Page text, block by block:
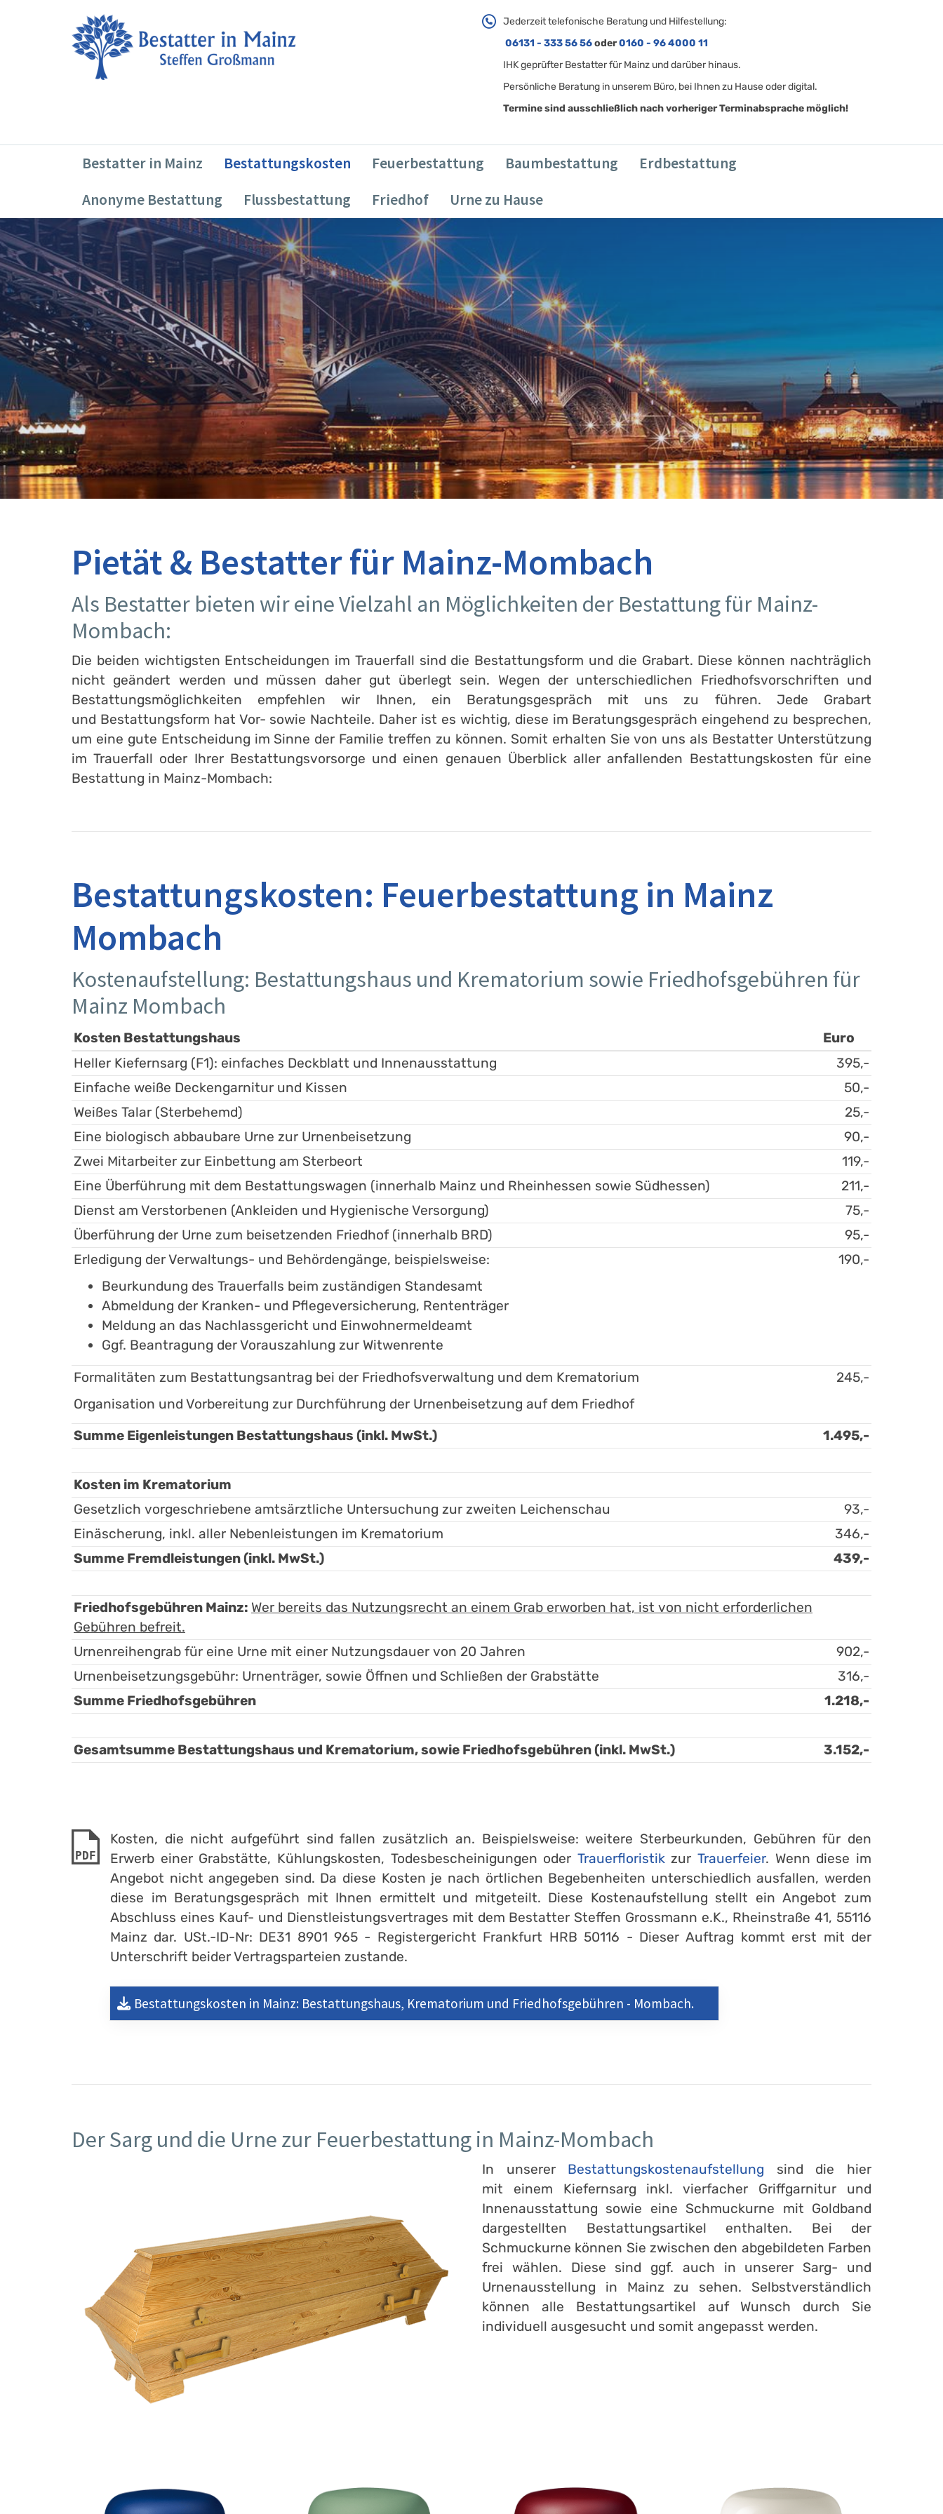
Jederzeit telefonische Beratung und Hilfestellung:
06131 - 333 56 56oder0160 - 96 4000 11
IHK geprüfter Bestatter für Mainz und darüber hinaus.
Persönliche Beratung in unserem Büro, bei Ihnen zu Hause oder digital.
Termine sind ausschließlich nach vorheriger Terminabsprache möglich!
Bestatter in Mainz Bestattungskosten Feuerbestattung Baumbestattung
Erdbestattung
Anonyme Bestattung
Flussbestattung Friedhof Urne zu Hause
Pietät & Bestatter für Mainz-Mombach
Als Bestatter bieten wir eine Vielzahl an Möglichkeiten der Bestattung für Mainz-
Mombach:
Die beiden wichtigsten Entscheidungen im Trauerfall sind die Bestattungsform und die Grabart. Diese können nachträglich
nicht geändert werden und müssen daher gut überlegt sein. Wegen der unterschiedlichen Friedhofsvorschriften und
Bestattungsmöglichkeiten empfehlen wir Ihnen, ein Beratungsgespräch mit uns zu führen. Jede Grabart
und Bestattungsform hat Vor- sowie Nachteile. Daher ist es wichtig, diese im Beratungsgespräch eingehend zu besprechen,
um eine gute Entscheidung im Sinne der Familie treffen zu können. Somit erhalten Sie von uns als Bestatter Unterstützung
im Trauerfall oder Ihrer Bestattungsvorsorge und einen genauen Überblick aller anfallenden Bestattungskosten für eine
Bestattung in Mainz-Mombach:
Bestattungskosten: Feuerbestattung in Mainz
Mombach
Kostenaufstellung: Bestattungshaus und Krematorium sowie Friedhofsgebühren für
Mainz Mombach
Kosten Bestattungshaus
Euro
Heller Kiefernsarg (F1): einfaches Deckblatt und Innenausstattung
395,-
Einfache weiße Deckengarnitur und Kissen
50,-
Weißes Talar (Sterbehemd)
25,-
Eine biologisch abbaubare Urne zur Urnenbeisetzung
90,-
Zwei Mitarbeiter zur Einbettung am Sterbeort
119,-
Eine Überführung mit dem Bestattungswagen (innerhalb Mainz und Rheinhessen sowie Südhessen)
211,-
Dienst am Verstorbenen (Ankleiden und Hygienische Versorgung)
75,-
Überführung der Urne zum beisetzenden Friedhof (innerhalb BRD)
95,-
Erledigung der Verwaltungs- und Behördengänge, beispielsweise:
Beurkundung des Trauerfalls beim zuständigen Standesamt
Abmeldung der Kranken- und Pflegeversicherung, Rententräger
Meldung an das Nachlassgericht und Einwohnermeldeamt
Ggf. Beantragung der Vorauszahlung zur Witwenrente
190,-
Formalitäten zum Bestattungsantrag bei der Friedhofsverwaltung und dem Krematorium
Organisation und Vorbereitung zur Durchführung der Urnenbeisetzung auf dem Friedhof
245,-
Summe Eigenleistungen Bestattungshaus (inkl. MwSt.) 1.495,-
Kosten im Krematorium
Gesetzlich vorgeschriebene amtsärztliche Untersuchung zur zweiten Leichenschau
93,-
Einäscherung, inkl. aller Nebenleistungen im Krematorium
346,-
Summe Fremdleistungen (inkl. MwSt.)
439,-
Friedhofsgebühren Mainz: Wer bereits das Nutzungsrecht an einem Grab erworben hat, ist von nicht erforderlichen
Gebühren befreit.
Urnenreihengrab für eine Urne mit einer Nutzungsdauer von 20 Jahren
902,-
Urnenbeisetzungsgebühr: Urnenträger, sowie Öffnen und Schließen der Grabstätte
316,-
Summe Friedhofsgebühren
1.218,-
Gesamtsumme Bestattungshaus und Krematorium, sowie Friedhofsgebühren (inkl. MwSt.) 3.152,-
PDF
Kosten, die nicht aufgeführt sind fallen zusätzlich an. Beispielsweise: weitere Sterbeurkunden, Gebühren für den
Erwerb einer Grabstätte, Kühlungskosten, Todesbescheinigungen oder TrauerfloristikzurTrauerfeier. Wenn diese im
Angebot nicht angegeben sind. Da diese Kosten je nach örtlichen Begebenheiten unterschiedlich ausfallen, werden
diese im Beratungsgespräch mit Ihnen ermittelt und mitgeteilt. Diese Kostenaufstellung stellt ein Angebot zum
Abschluss eines Kauf- und Dienstleistungsvertrages mit dem Bestatter Steffen Grossmann e.K., Rheinstraße 41, 55116
Mainz dar. USt.-ID-Nr: DE31 8901 965 - Registergericht Frankfurt HRB 50116 - Dieser Auftrag kommt erst mit der
Unterschrift beider Vertragsparteien zustande.
Bestattungskosten in Mainz: Bestattungshaus, Krematorium und Friedhofsgebühren - Mombach.
Der Sarg und die Urne zur Feuerbestattung in Mainz-Mombach
In unserer Bestattungskostenaufstellung sind die hier
mit einem Kiefernsarg inkl. vierfacher Griffgarnitur und
Innenausstattung sowie eine Schmuckurne mit Goldband
dargestellten Bestattungsartikel enthalten. Bei der
Schmuckurne können Sie zwischen den abgebildeten Farben
frei wählen. Diese sind ggf. auch in unserer Sarg- und
Urnenausstellung in Mainz zu sehen. Selbstverständlich
können alle Bestattungsartikel auf Wunsch durch Sie
individuell ausgesucht und somit angepasst werden.